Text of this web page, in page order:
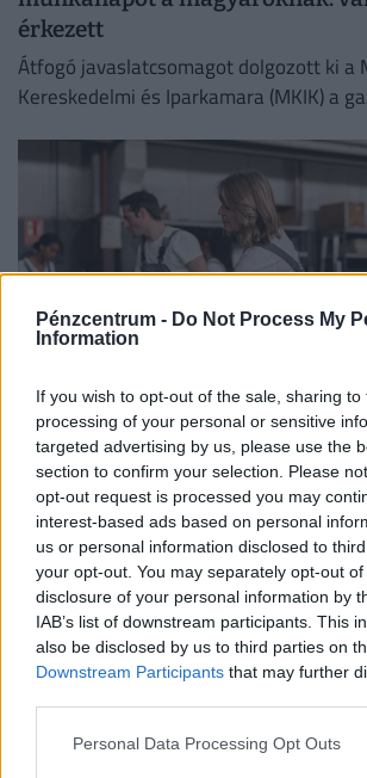
Pénzcentrum - Do Not Process My
Information
If you wish to opt-out of the sale, sharing
processing of your personal or sensitive
targeted advertising by us, please use the
section to confirm your selection. Please
opt-out request is processed you may
interest-based ads based on personal
us or personal information disclosed to
your opt-out. You may separately opt-out
disclosure of your personal information by
IAB’s list of downstream participants. This
also be disclosed by us to third parties on
Downstream Participants that may further
Personal Data Processing Opt Outs
érkezett
Átfogó javaslatcsomagot dolgozott ki a
Kereskedelmi és Iparkamara (MKIK) a
kezelése érdekében.
900 ezres a fizetés átlagosan
vállalatnál: sok álláshoz még
kell
Heti összefoglaló a Pénzcentrum
cikkeiből: ezek a témák mozgatták meg
olvasókat.